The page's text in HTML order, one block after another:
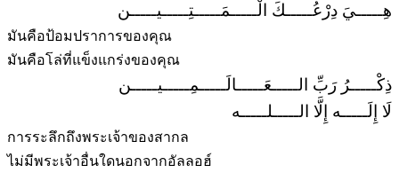
هِـــــيَ دِرْعُـــــكَ الْـــــمَـــــتِـــــيـــــن
มันคือป้อมปราการของคุณ
มันคือโล่ที่แข็งแกร่งของคุณ
ذِكْـــــرُ رَبِّ الـــــعَـــــالَـــــمِـــــيـــــن
لَا إِلَـــــه إِلَّا الـــــلـــــه
การระลึกถึงพระเจ้าของสากล
ไม่มีพระเจ้าอื่นใดนอกจากอัลลอฮ์